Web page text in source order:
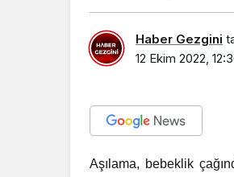
Haber Gezgini
12 Ekim 2022,
Aşılama, bebeklik